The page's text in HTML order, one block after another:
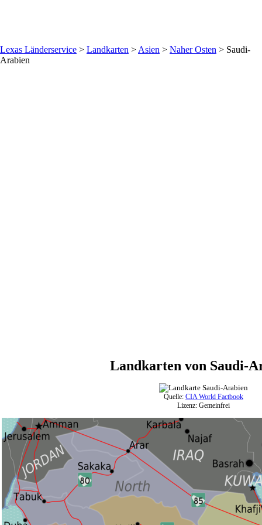
Lexas Länderservice > Landkarten > Asien > Naher Osten > Saudi-
Arabien
Landkarten von Saudi-
Quelle: CIA World Factbook
Lizenz: Gemeinfrei